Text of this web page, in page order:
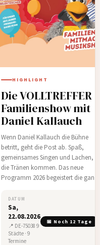
HIGHLIGHT
Die VOLLTREFFER
Familienshow mit
Daniel Kallauch
Wenn Daniel Kallauch die Bühne
betritt, geht die Post ab. Spaß,
gemeinsames Singen und Lachen,
die Tränen kommen. Das neue
Programm 2026 begeistert die ganze
Jahren. Programmdauer: 75
pausenloser Spaß.…
DATUM
Sa,
22.08.2026
📍 DE-75038 9
Städte · 9
Termine
📅 Noch 12 Tage